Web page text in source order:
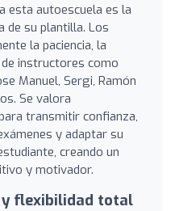
esta autoescuela es la
de su plantilla. Los
la paciencia, la
instructores como
Manuel, Sergi, Ramón
Se valora
transmitir confianza,
y adaptar su
creando un
y motivador.
flexibilidad total